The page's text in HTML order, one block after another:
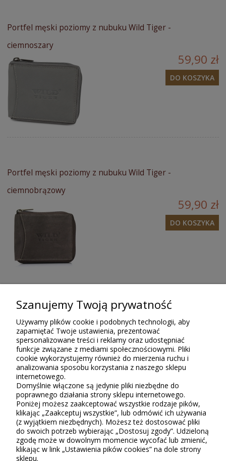
Portfel męski poziomy z nubuku Wild Tiger -
ciemnoszary
59,90 zł
DO KOSZYKA
Portfel męski poziomy z nubuku Wild Tiger -
ciemnobrązowy
59,90 zł
DO KOSZYKA
Opinie o produkcie (0)
Tylko zarejestrowani klienci Sklepu Bellugio, którzy kupili lub
używali ten produkt, mogą wystawiać recenzję. Ocena podana w
gwiazdkach (do 5) jest średnią wszystkich ocen. Po moderacji
publikujemy zarówno pozytywne, jak i negatywne opinie.
Szanujemy Twoją prywatność
Używamy plików cookie i podobnych technologii, aby
zapamiętać Twoje ustawienia, prezentować
spersonalizowane treści i reklamy oraz udostępniać
funkcje związane z mediami społecznościowymi. Pliki
cookie wykorzystujemy również do mierzenia ruchu i
analizowania sposobu korzystania z naszego sklepu
internetowego.
Domyślnie włączone są jedynie pliki niezbędne do
poprawnego działania strony sklepu internetowego.
Poniżej możesz zaakceptować wszystkie rodzaje pików,
klikając „Zaakceptuj wszystkie”, lub odmówić ich używania
(z wyjątkiem niezbędnych). Możesz też dostosować pliki
do swoich potrzeb wybierając „Dostosuj zgody”. Udzieloną
zgodę może w dowolnym momencie wycofać lub zmienić,
klikając w link „Ustawienia pików cookies” na dole strony
sklepu.